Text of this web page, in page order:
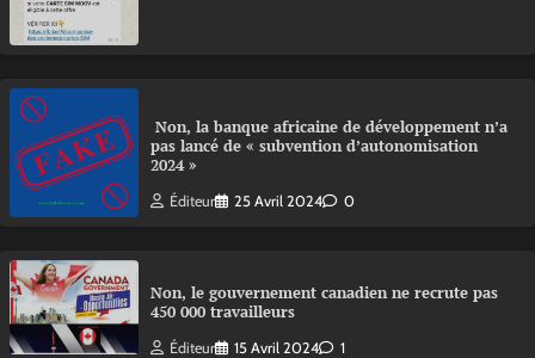
Non, la banque africaine de développement n’a
pas lancé de « subvention d’autonomisation
2024 »
Éditeur 25 Avril 2024 0
Non, le gouvernement canadien ne recrute pas
450 000 travailleurs
Éditeur 15 Avril 2024 1